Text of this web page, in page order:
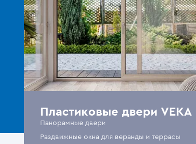
Пластиковые двери VEKA
Панорамные двери
Раздвижные окна для веранды и террасы